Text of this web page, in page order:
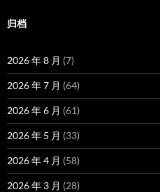
归档
2026 年 8 月 (7)
2026 年 7 月 (64)
2026 年 6 月 (61)
2026 年 5 月 (33)
2026 年 4 月 (58)
2026 年 3 月 (28)